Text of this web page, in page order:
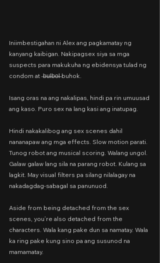
Iniimbestigahan ni Alex ang pagkamatay ng
kanyang kaibigan. Nakipagsex siya sa mga
suspects para makukuha ng ebidensya tulad ng
condom at  ̶b̶u̶l̶b̶o̶l̶ buhok.
Isang oras na ang nakalipas, hindi pa rin umuusad
ang kaso. Puro sex na lang kasi ang inatupag.
Hindi nakakalibog ang sex scenes dahil
nananapaw ang mga effects. Slow motion parati.
Tunog robot ang musical scoring. Walang ungol.
Galaw galaw lang sila na parang robot. Kulang sa
lagkit. May visual filters pa silang nilalagay na
nakadagdag-sabagal sa panunuod.
Aside from being detached from the sex
scenes, you’re also detached from the
characters. Wala kang pake dun sa namatay. Wala
ka ring pake kung sino pa ang susunod na
mamamatay.